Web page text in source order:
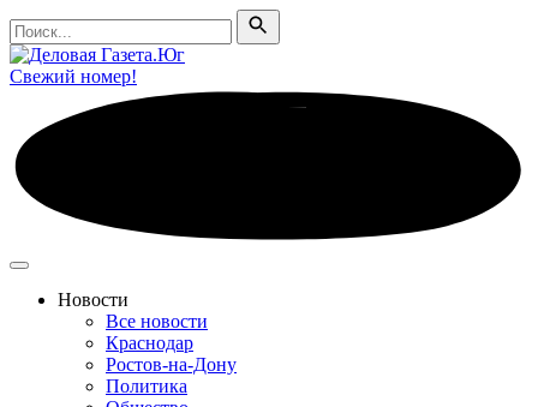
Поиск
Поиск
Свежий номер!
Новости
Все новости
Краснодар
Ростов-на-Дону
Политика